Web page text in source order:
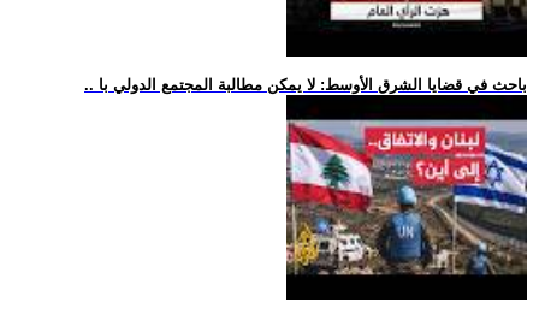
.. باحث في قضايا الشرق الأوسط: لا يمكن مطالبة المجتمع الدولي با